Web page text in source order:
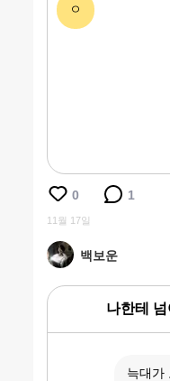
ㅇ
0 1
11월 17일
백보운
나한테
늑대가